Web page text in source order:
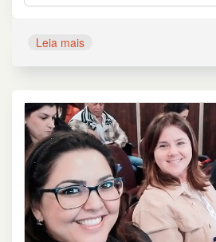
Leia mais